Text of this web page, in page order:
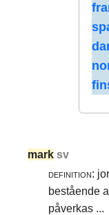
mark sv
definition:
bestående
påverkas ...